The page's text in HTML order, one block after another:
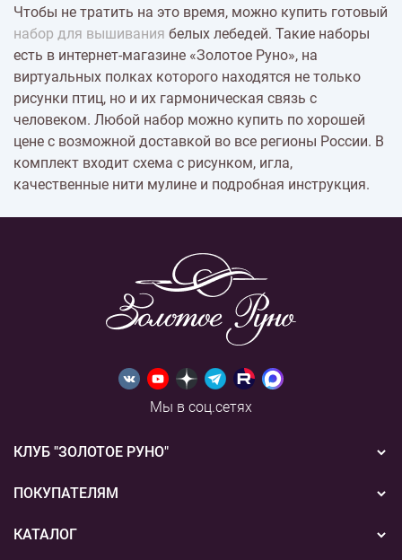
Чтобы не тратить на это время, можно купить готовый
набор для вышивания белых лебедей. Такие наборы
есть в интернет-магазине «Золотое Руно», на
виртуальных полках которого находятся не только
рисунки птиц, но и их гармоническая связь с
человеком. Любой набор можно купить по хорошей
цене с возможной доставкой во все регионы России. В
комплект входит схема с рисунком, игла,
качественные нити мулине и подробная инструкция.
Мы в соц.сетях
КЛУБ "ЗОЛОТОЕ РУНО"
Новости
Акции
ПОКУПАТЕЛЯМ
Бонусная система
КАТАЛОГ